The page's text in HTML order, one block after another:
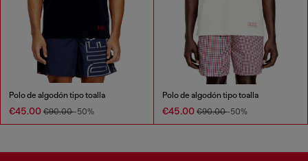
Polo de algodón tipo toalla
€45.00 €90.00-50%
Polo de algodón tipo toalla
€45.00 €90.00-50%